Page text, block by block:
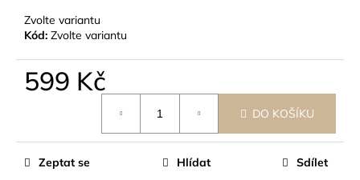
Zvolte variantu
Kód: Zvolte variantu
599 Kč
DO KOŠÍKU
Zeptat se Hlídat Sdílet